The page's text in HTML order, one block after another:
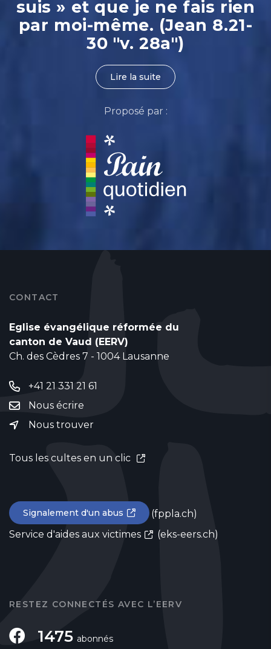
suis » et que je ne fais rien
par moi-même. (Jean 8.21-
30 "v. 28a")
Lire la suite
Proposé par :
CONTACT
Eglise évangélique réformée du
canton de Vaud (EERV)
Ch. des Cèdres 7 - 1004 Lausanne
+41 21 331 21 61
Nous écrire
Nous trouver
Tous les cultes en un clic
Signalement d'un abus
(fppla.ch)
Service d'aides aux victimes
(eks-eers.ch)
RESTEZ CONNECTÉS AVEC L’EERV
1475 abonnés